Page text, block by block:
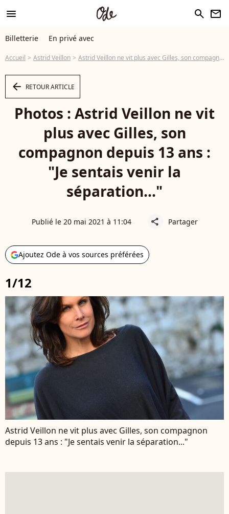
menu search newsletter
Billetterie En privé avec
Accueil Astrid Veillon Astrid Veillon ne vit plus avec Gilles, son compagnon depuis 13 ans : "Je sentais venir la séparation..."
arrow_left RETOUR ARTICLE
Photos : Astrid Veillon ne vit
plus avec Gilles, son
compagnon depuis 13 ans :
"Je sentais venir la
séparation..."
Publié le 20 mai 2021 à 11:04 share Partager
Ajoutez Ode à vos sources préférées
1/12
Astrid Veillon ne vit plus avec Gilles, son compagnon
depuis 13 ans : "Je sentais venir la séparation..."